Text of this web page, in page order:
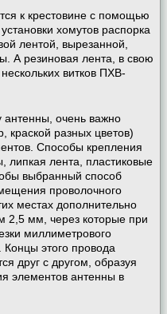
к крестовине с помощью
хомутов распорка
лентой, вырезанной,
А резиновая лента, в свою
витков ПХВ-
антенны, очень важно
краской разных цветов)
Способы крепления
липкая лента, пластиковые
выбранный способ
проволочного
местах дополнительно
2,5 мм, через которые при
миллиметрового
этого провода
друг с другом, образуя
элементов антенны в